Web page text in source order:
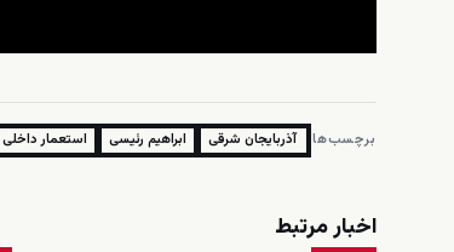
برچسب‌ها: آذربایجان شرقی ابراهیم رئیسی استعمار داخلی
اخبار مرتبط